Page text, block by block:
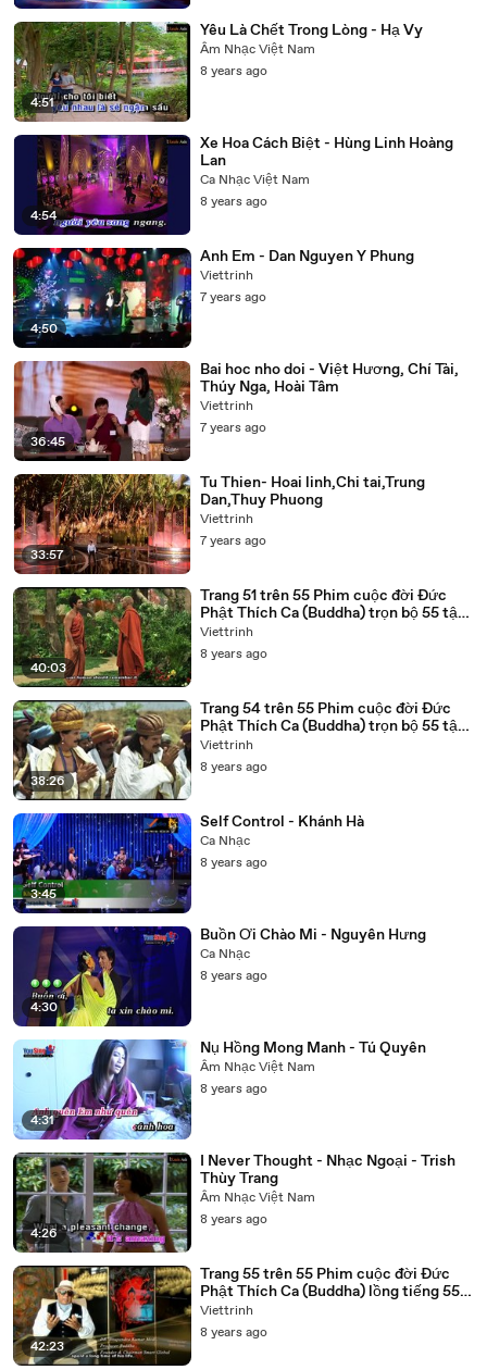
4:51
Yêu Là Chết Trong Lòng - Hạ Vy
Âm Nhạc Việt Nam
8 years ago
4:54
Xe Hoa Cách Biệt - Hùng Linh Hoàng
Lan
Ca Nhạc Việt Nam
8 years ago
4:50
Anh Em - Dan Nguyen Y Phung
Viettrinh
7 years ago
36:45
Bai hoc nho doi - Việt Hương, Chí Tài,
Thúy Nga, Hoài Tâm
Viettrinh
7 years ago
33:57
Tu Thien- Hoai linh,Chi tai,Trung
Dan,Thuy Phuong
Viettrinh
7 years ago
40:03
Trang 51 trên 55 Phim cuộc đời Đức
Phật Thích Ca (Buddha) trọn bộ 55 tập
lồng tiếng
Viettrinh
8 years ago
38:26
Trang 54 trên 55 Phim cuộc đời Đức
Phật Thích Ca (Buddha) trọn bộ 55 tập
lồng tiếng
Viettrinh
8 years ago
3:45
Self Control - Khánh Hà
Ca Nhạc
8 years ago
4:30
Buồn Ơi Chào Mi - Nguyên Hưng
Ca Nhạc
8 years ago
4:31
Nụ Hồng Mong Manh - Tú Quyên
Âm Nhạc Việt Nam
8 years ago
4:26
I Never Thought - Nhạc Ngoại - Trish
Thùy Trang
Âm Nhạc Việt Nam
8 years ago
42:23
Trang 55 trên 55 Phim cuộc đời Đức
Phật Thích Ca (Buddha) lồng tiếng 55
tập trọn bộ
Viettrinh
8 years ago